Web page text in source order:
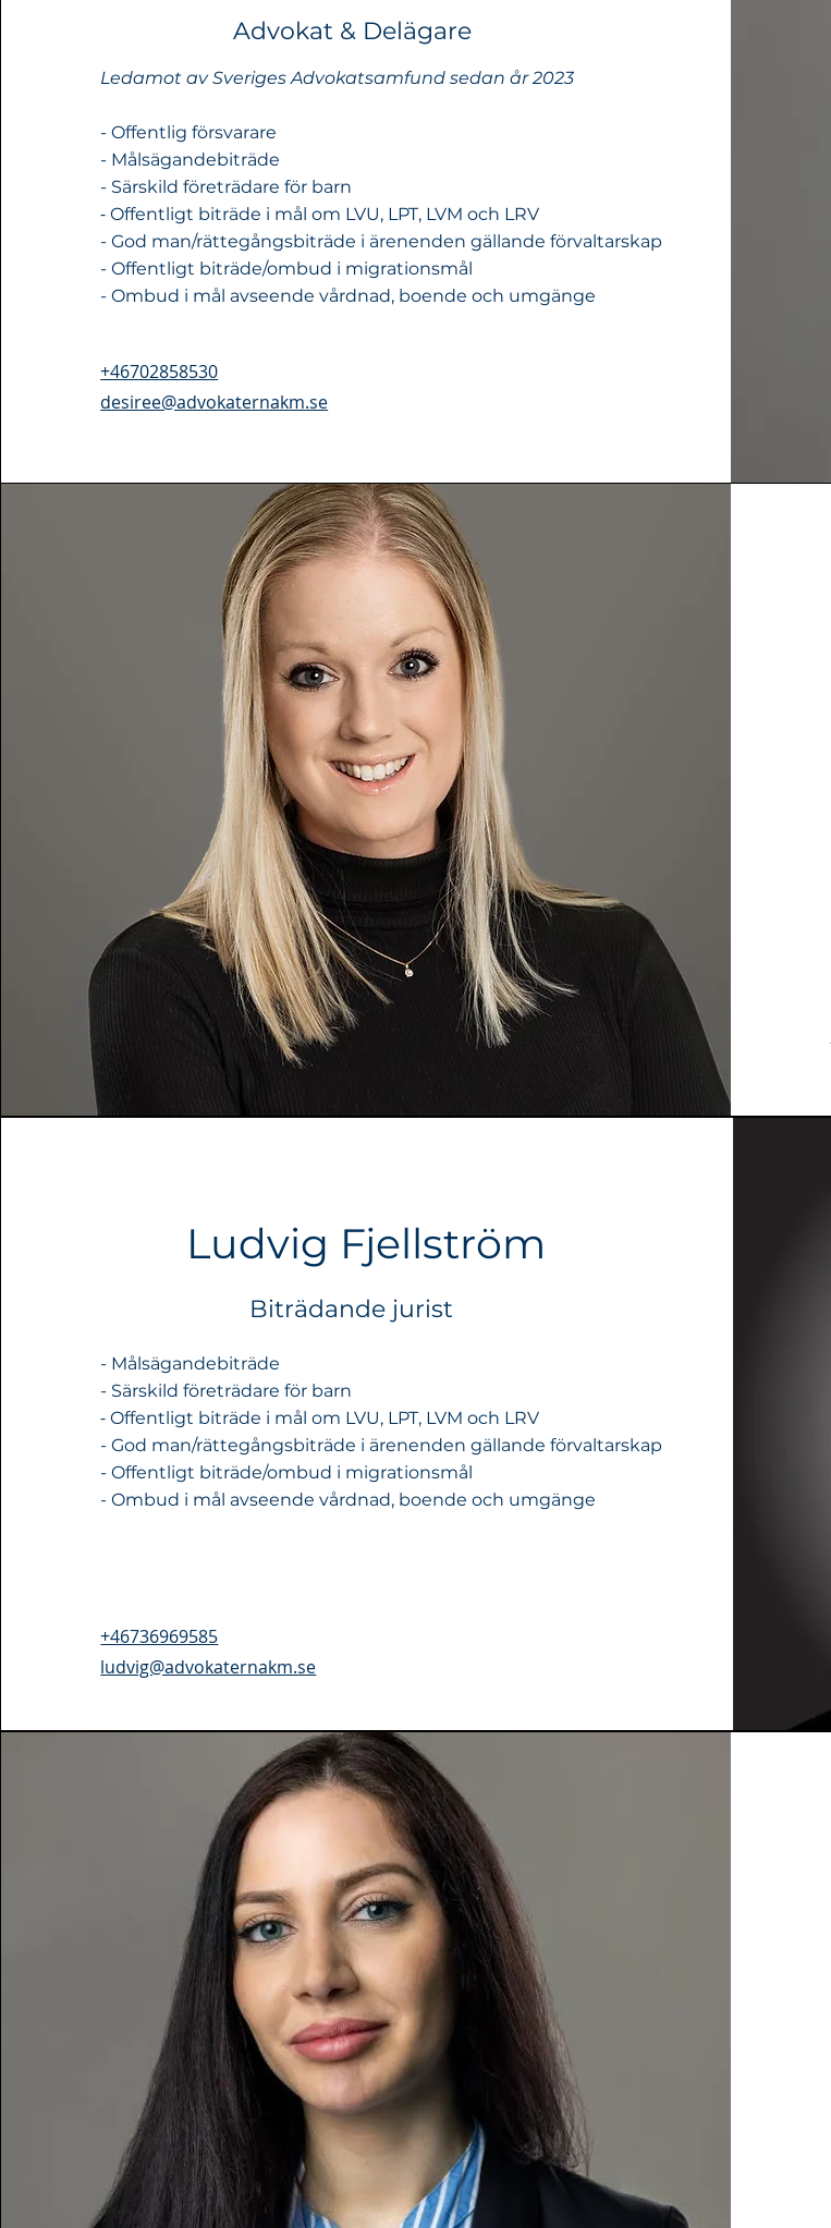
Advokat & Delägare
Ledamot av Sveriges Advokatsamfund sedan år 2023
- Offentlig försvarare
- Målsägandebiträde
- Särskild företrädare för barn
- Offentligt biträde i mål om LVU, LPT, LVM och LRV
- God man/rättegångsbiträde i ärenenden gällande förvaltarskap
- Offentligt biträde/ombud i migrationsmål
- Ombud i mål avseende vårdnad, boende och umgänge
+46702858530
desiree@advokaternakm.se
Ludvig Fjellström
Biträdande jurist
- Målsägandebiträde
- Särskild företrädare för barn
- Offentligt biträde i mål om LVU, LPT, LVM och LRV
- God man/rättegångsbiträde i ärenenden gällande förvaltarskap
- Offentligt biträde/ombud i migrationsmål
- Ombud i mål avseende vårdnad, boende och umgänge
+46736969585
ludvig@advokaternakm.se